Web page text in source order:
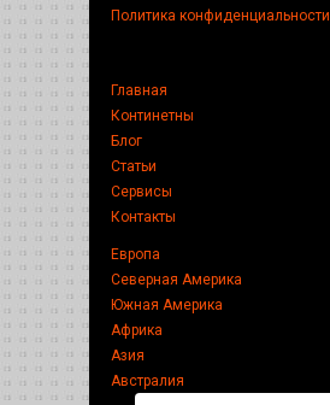
Политика конфиденциальности
Главная
Континетны
Блог
Статьи
Сервисы
Контакты
Европа
Северная Америка
Южная Америка
Африка
Азия
Австралия